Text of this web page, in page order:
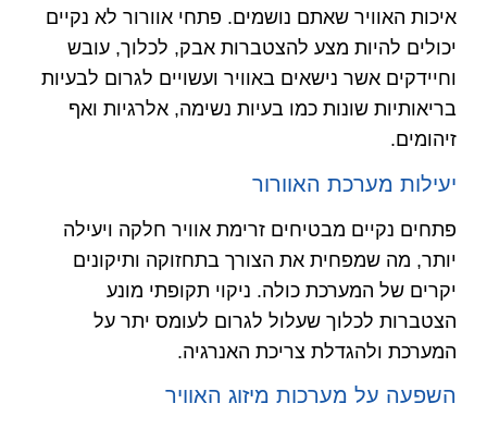
איכות האוויר שאתם נושמים. פתחי אוורור לא נקיים
יכולים להיות מצע להצטברות אבק, לכלוך, עובש
וחיידקים אשר נישאים באוויר ועשויים לגרום לבעיות
בריאותיות שונות כמו בעיות נשימה, אלרגיות ואף
זיהומים.
יעילות מערכת האוורור
פתחים נקיים מבטיחים זרימת אוויר חלקה ויעילה
יותר, מה שמפחית את הצורך בתחזוקה ותיקונים
יקרים של המערכת כולה. ניקוי תקופתי מונע
הצטברות לכלוך שעלול לגרום לעומס יתר על
המערכת ולהגדלת צריכת האנרגיה.
השפעה על מערכות מיזוג האוויר